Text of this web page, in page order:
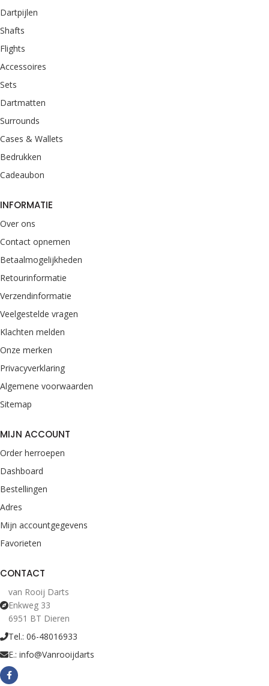
Dartpijlen
Shafts
Flights
Accessoires
Sets
Dartmatten
Surrounds
Cases & Wallets
Bedrukken
Cadeaubon
INFORMATIE
Over ons
Contact opnemen
Betaalmogelijkheden
Retourinformatie
Verzendinformatie
Veelgestelde vragen
Klachten melden
Onze merken
Privacyverklaring
Algemene voorwaarden
Sitemap
MIJN ACCOUNT
Order herroepen
Dashboard
Bestellingen
Adres
Mijn accountgegevens
Favorieten
CONTACT
van Rooij Darts
Enkweg 33
6951 BT Dieren
Tel.: 06-48016933
E.: info@Vanrooijdarts